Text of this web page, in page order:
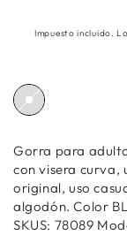
Impuesto incluido.
Gorra para
con visera curva,
original, uso
algodón. Color
SKUS: 78089